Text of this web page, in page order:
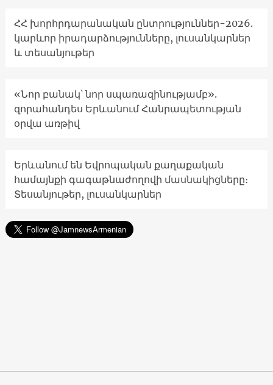
ՀՀ խորհրդարանական ընտրություններ-2026.
կարևոր իրադարձությունները, լուսանկարներ
և տեսանյութեր
«Նոր բանակ՝ նոր սպառազինությամբ».
զորահանդես Երևանում Հանրապետության
օրվա առթիվ
Երևանում են Եվրոպական քաղաքական
համայնքի գագաթնաժողովի մասնակիցները։
Տեսանյութեր, լուսանկարներ